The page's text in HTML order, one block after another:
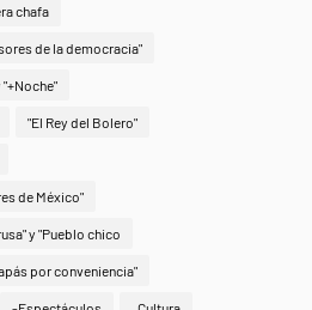
chafa
de la democracia"
"El Rey del Bolero"
de México"
y "Pueblo chico
por conveniencia"